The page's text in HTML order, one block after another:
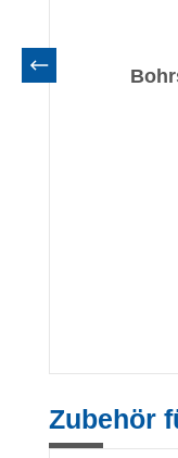
Produktgalerie
Zubehör